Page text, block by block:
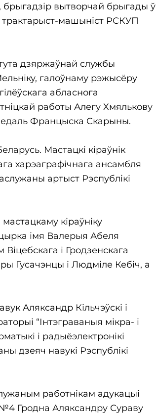
брыгадзір вытворчай брыгады ў
машыніст РСКУП
дзяржаўнай службы
галоўнаму рэжысёру
абласнога
работы Алегу Хмялькову
Францыска Скарыны.
Мастацкі кіраўнік
харэаграфічнага ансамбля
артыст Рэспублікі
кіраўніку
імя Валерыя Абеля
і Гродзенскага
Гусачэнцы і Людміле Кебіч, а
Аляксандр Кільчэўскі і
“Інтэграваныя мікра- і
і радыёэлектронікі
дзеяч навукі Рэспублікі
работнікам адукацыі
№4 Гродна Аляксандру Сураву